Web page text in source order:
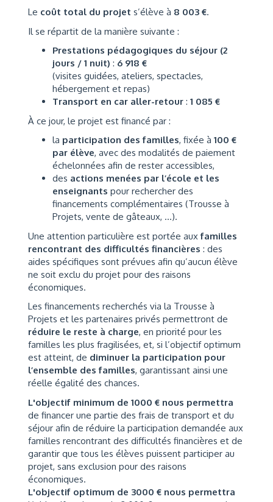
Le coût total du projet s’élève à 8 003 €.
Il se répartit de la manière suivante :
Prestations pédagogiques du séjour (2
jours / 1 nuit) : 6 918 €
(visites guidées, ateliers, spectacles,
hébergement et repas)
Transport en car aller-retour : 1 085 €
À ce jour, le projet est financé par :
la participation des familles, fixée à 100 €
par élève, avec des modalités de paiement
échelonnées afin de rester accessibles,
des actions menées par l’école et les
enseignants pour rechercher des
financements complémentaires (Trousse à
Projets, vente de gâteaux, ...).
Une attention particulière est portée auxfamilles
rencontrant des difficultés financières : des
aides spécifiques sont prévues afin qu’aucun élève
ne soit exclu du projet pour des raisons
économiques.
Les financements recherchés via la Trousse à
Projets et les partenaires privés permettront de
réduire le reste à charge, en priorité pour les
familles les plus fragilisées, et, si l’objectif optimum
est atteint, de diminuer la participation pour
l’ensemble des familles, garantissant ainsi une
réelle égalité des chances.
L'objectif minimum de 1000 € nous permettra
de financer une partie des frais de transport et du
séjour afin de réduire la participation demandée aux
familles rencontrant des difficultés financières et de
garantir que tous les élèves puissent participer au
projet, sans exclusion pour des raisons
économiques.
L'objectif optimum de 3000 € nous permettra